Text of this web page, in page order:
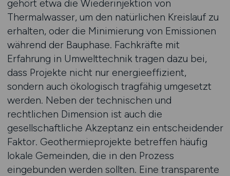
gehört etwa die Wiederinjektion von
Thermalwasser, um den natürlichen Kreislauf zu
erhalten, oder die Minimierung von Emissionen
während der Bauphase. Fachkräfte mit
Erfahrung in Umwelttechnik tragen dazu bei,
dass Projekte nicht nur energieeffizient,
sondern auch ökologisch tragfähig umgesetzt
werden. Neben der technischen und
rechtlichen Dimension ist auch die
gesellschaftliche Akzeptanz ein entscheidender
Faktor. Geothermieprojekte betreffen häufig
lokale Gemeinden, die in den Prozess
eingebunden werden sollten. Eine transparente